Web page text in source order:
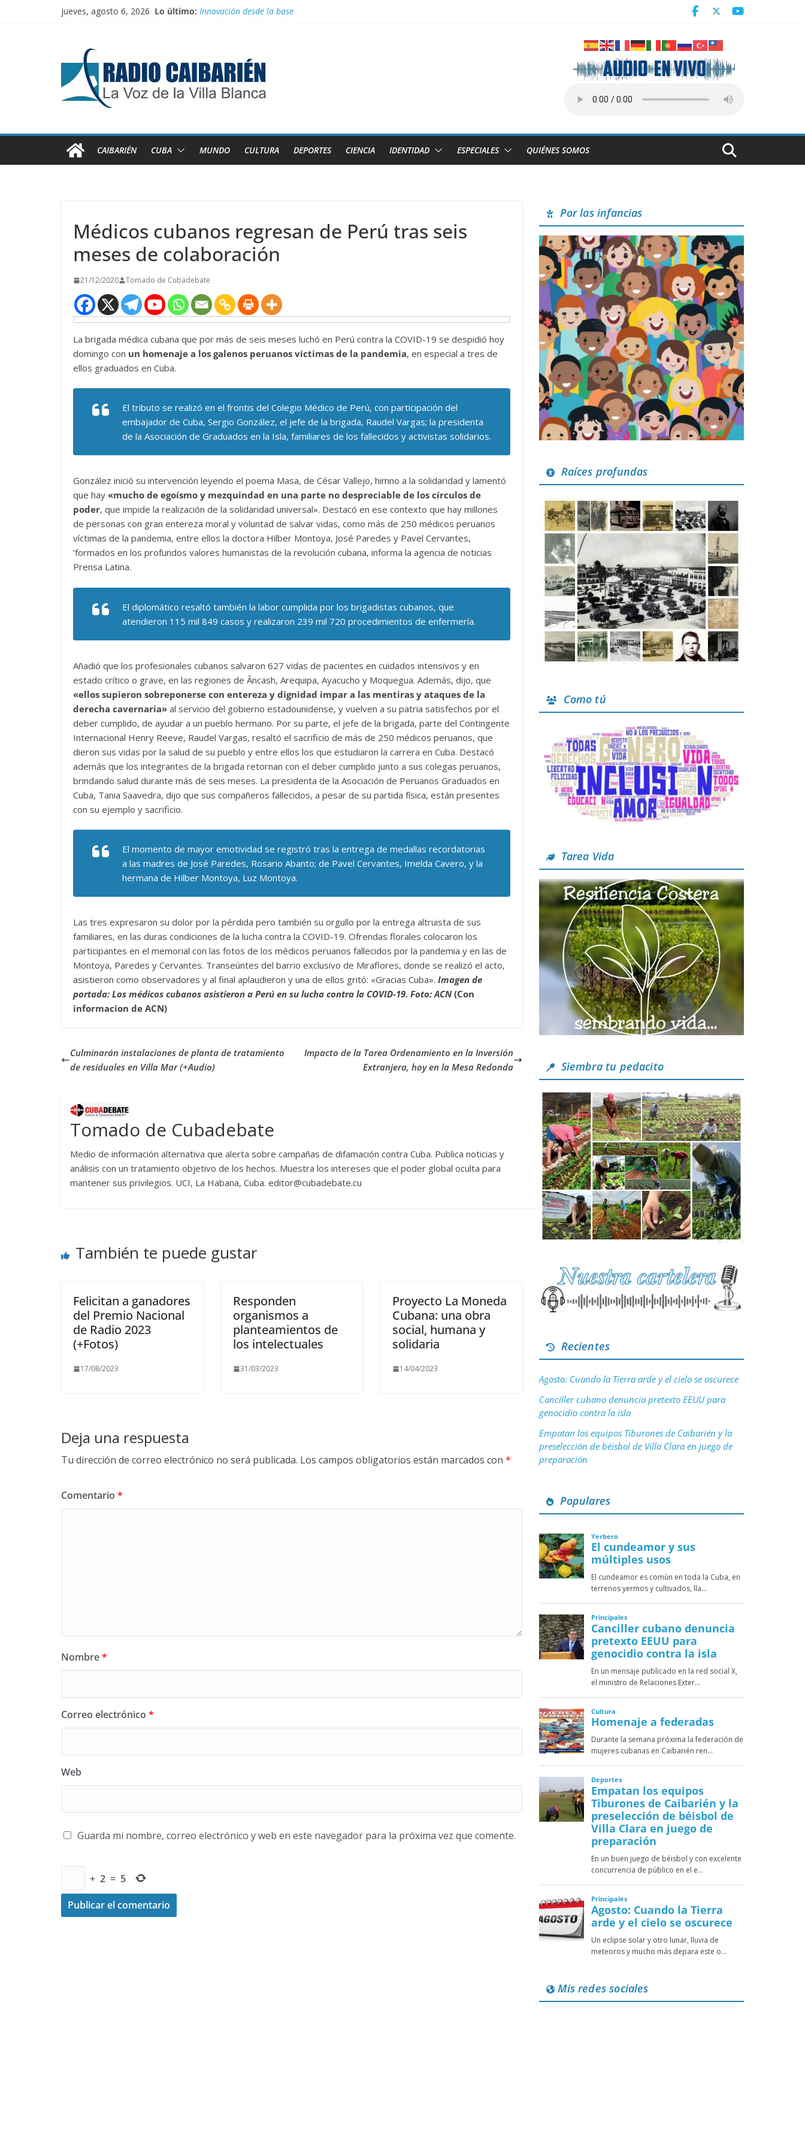
jueves, agosto 6, 2026 Lo último: Innovación desde la base
Empatan los equipos Tiburones de Caibarién y la preselección de béisbol de Villa Clara en juego de preparación
Homenaje a federadas
CAIBARIÉN CUBA MUNDO CULTURA DEPORTES CIENCIA IDENTIDAD ESPECIALES QUIÉNES SOMOS
Médicos cubanos regresan de Perú tras seis
meses de colaboración
21/12/2020 Tomado de Cubadebate
La brigada médica cubana que por más de seis meses luchó en Perú contra la COVID-19 se despidió hoy
domingo con un homenaje a los galenos peruanos víctimas de la pandemia, en especial a tres de
ellos graduados en Cuba.
El tributo se realizó en el frontis del Colegio Médico de Perú, con participación del
embajador de Cuba, Sergio González, el jefe de la brigada, Raudel Vargas; la presidenta
de la Asociación de Graduados en la Isla, familiares de los fallecidos y activistas solidarios.
González inició su intervención leyendo el poema Masa, de César Vallejo, himno a la solidaridad y lamentó
que hay «mucho de egoísmo y mezquindad en una parte no despreciable de los círculos de
poder, que impide la realización de la solidaridad universal». Destacó en ese contexto que hay millones
de personas con gran entereza moral y voluntad de salvar vidas, como más de 250 médicos peruanos
víctimas de la pandemia, entre ellos la doctora Hilber Montoya, José Paredes y Pavel Cervantes,
‘formados en los profundos valores humanistas de la revolución cubana, informa la agencia de noticias
Prensa Latina.
El diplomático resaltó también la labor cumplida por los brigadistas cubanos, que
atendieron 115 mil 849 casos y realizaron 239 mil 720 procedimientos de enfermería.
Añadió que los profesionales cubanos salvaron 627 vidas de pacientes en cuidados intensivos y en
estado crítico o grave, en las regiones de Ãncash, Arequipa, Ayacucho y Moquegua. Además, dijo, que
«ellos supieron sobreponerse con entereza y dignidad impar a las mentiras y ataques de la
derecha cavernaria» al servicio del gobierno estadounidense, y vuelven a su patria satisfechos por el
deber cumplido, de ayudar a un pueblo hermano. Por su parte, el jefe de la brigada, parte del Contingente
Internacional Henry Reeve, Raudel Vargas, resaltó el sacrificio de más de 250 médicos peruanos, que
dieron sus vidas por la salud de su pueblo y entre ellos los que estudiaron la carrera en Cuba. Destacó
además que los integrantes de la brigada retornan con el deber cumplido junto a sus colegas peruanos,
brindando salud durante más de seis meses. La presidenta de la Asociación de Peruanos Graduados en
Cuba, Tania Saavedra, dijo que sus compañeros fallecidos, a pesar de su partida física, están presentes
con su ejemplo y sacrificio.
El momento de mayor emotividad se registró tras la entrega de medallas recordatorias
a las madres de José Paredes, Rosario Abanto; de Pavel Cervantes, Imelda Cavero, y la
hermana de Hilber Montoya, Luz Montoya.
Las tres expresaron su dolor por la pérdida pero también su orgullo por la entrega altruista de sus
familiares, en las duras condiciones de la lucha contra la COVID-19. Ofrendas florales colocaron los
participantes en el memorial con las fotos de los médicos peruanos fallecidos por la pandemia y en las de
Montoya, Paredes y Cervantes. Transeúntes del barrio exclusivo de Miraflores, donde se realizó el acto,
asistieron como observadores y al final aplaudieron y una de ellos gritó: «Gracias Cuba». Imagen de
portada: Los médicos cubanos asistieron a Perú en su lucha contra la COVID-19. Foto: ACN (Con
informacion de ACN)
Culminarán instalaciones de planta de tratamiento
de residuales en Villa Mar (+Audio)
Impacto de la Tarea Ordenamiento en la Inversión
Extranjera, hoy en la Mesa Redonda
Tomado de Cubadebate
Medio de información alternativa que alerta sobre campañas de difamación contra Cuba. Publica noticias y
análisis con un tratamiento objetivo de los hechos. Muestra los intereses que el poder global oculta para
mantener sus privilegios. UCI, La Habana, Cuba. editor@cubadebate.cu
También te puede gustar
Felicitan a ganadores
del Premio Nacional
de Radio 2023
(+Fotos)
17/08/2023
Responden
organismos a
planteamientos de
los intelectuales
31/03/2023
Proyecto La Moneda
Cubana: una obra
social, humana y
solidaria
14/04/2023
Deja una respuesta
Tu dirección de correo electrónico no será publicada. Los campos obligatorios están marcados con *
Comentario *
Nombre*
Correo electrónico *
Web
Guarda mi nombre, correo electrónico y web en este navegador para la próxima vez que comente.
+ 2 = 5
Por las infancias
Raíces profundas
Como tú
Tarea Vida
Siembra tu pedacito
Recientes
Agosto: Cuando la Tierra arde y el cielo se oscurece
Canciller cubano denuncia pretexto EEUU para
genocidio contra la isla
Empatan los equipos Tiburones de Caibarién y la
preselección de béisbol de Villa Clara en juego de
preparación
Populares
Mis redes sociales